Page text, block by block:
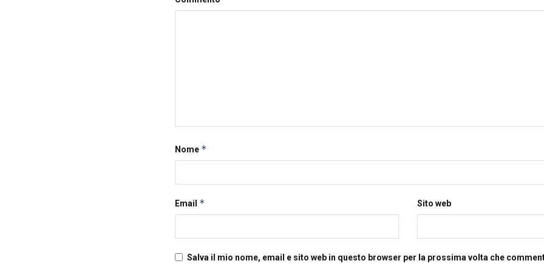
Nome *
Email * Sito web
Salva il mio nome, email e sito web in questo browser per la prossima volta che